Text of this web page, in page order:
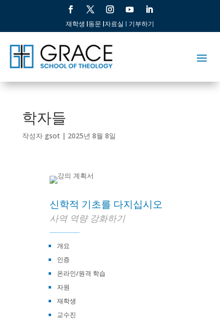
재학생 |동문 |자료실 | 기부하기
학자들
작성자 gsot| 2025년 8월 8일
신학적 기초를 다지십시오
사역 역량 강화하기
개요
인증
온라인/원격 학습
자원
재학생
교수진